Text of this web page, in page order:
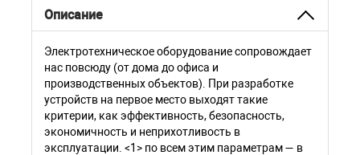
Описание
Электротехническое оборудование сопровождает
нас повсюду (от дома до офиса и
производственных объектов). При разработке
устройств на первое место выходят такие
критерии, как эффективность, безопасность,
экономичность и неприхотливость в
эксплуатации. <1> по всем этим параметрам — в